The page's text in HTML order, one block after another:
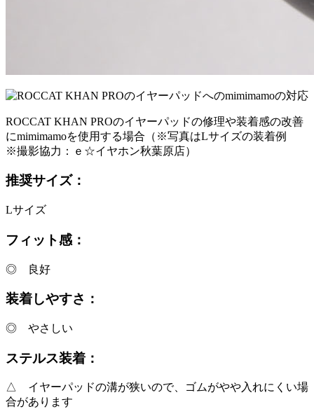
ROCCAT KHAN PROのイヤーパッドの修理や装着感の改善
にmimimamoを使用する場合（※写真はLサイズの装着例
※撮影協力：ｅ☆イヤホン秋葉原店）
推奨サイズ：
Lサイズ
フィット感：
◎ 良好
装着しやすさ：
◎ やさしい
ステルス装着：
△ イヤーパッドの溝が狭いので、ゴムがやや入れにくい場
合があります